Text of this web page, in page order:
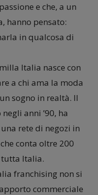
e che, a un
hanno pensato:
in qualcosa di
Italia nasce con
a chi ama la moda
sogno in realtà. Il
anni ’90, ha
rete di negozi in
conta oltre 200
Italia.
franchising non si
commerciale